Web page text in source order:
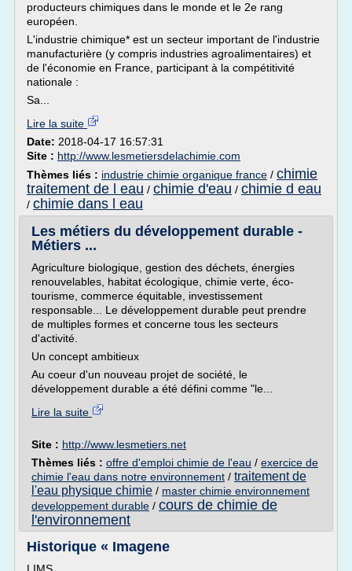
producteurs chimiques dans le monde et le 2e rang
européen.
L'industrie chimique* est un secteur important de l'industrie
manufacturière (y compris industries agroalimentaires) et
de l'économie en France, participant à la compétitivité
nationale :
Sa...
Lire la suite
Date: 2018-04-17 16:57:31
Site : http://www.lesmetiersdelachimie.com
Thèmes liés : industrie chimie organique france / chimie
traitement de l eau / chimie d'eau / chimie d eau
/ chimie dans l eau
Les métiers du développement durable -
Métiers ...
Agriculture biologique, gestion des déchets, énergies
renouvelables, habitat écologique, chimie verte, éco-
tourisme, commerce équitable, investissement
responsable... Le développement durable peut prendre
de multiples formes et concerne tous les secteurs
d'activité.
Un concept ambitieux
Au coeur d'un nouveau projet de société, le
développement durable a été défini comme "le...
Lire la suite
Site : http://www.lesmetiers.net
Thèmes liés : offre d'emploi chimie de l'eau / exercice de
chimie l'eau dans notre environnement / traitement de
l'eau physique chimie / master chimie environnement
developpement durable / cours de chimie de
l'environnement
Historique « Imagene